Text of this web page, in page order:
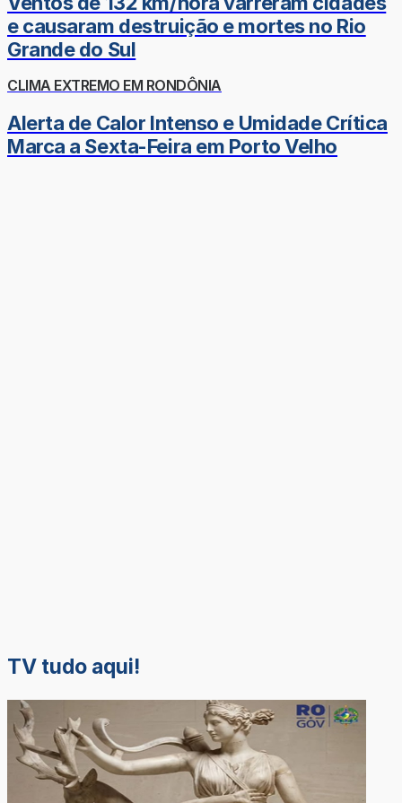
e causaram destruição e mortes no Rio
Grande do Sul
CLIMA EXTREMO EM RONDÔNIA
Alerta de Calor Intenso e Umidade Crítica
Marca a Sexta-Feira em Porto Velho
TV tudo aqui!